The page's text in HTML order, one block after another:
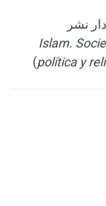
نشر
Islam.
política y